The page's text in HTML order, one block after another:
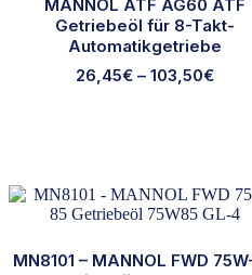
MANNOL ATF AG60 ATF
Getriebeöl für 8-Takt-
Automatikgetriebe
26,45€– 103,50€
auf.
Die
können
MN8101 – MANNOL FWD